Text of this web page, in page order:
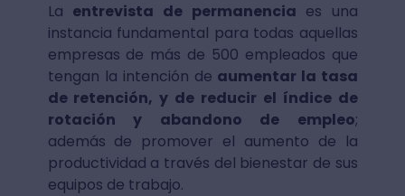
La entrevista de permanencia es una
instancia fundamental para todas aquellas
empresas de más de 500 empleados que
tengan la intención de aumentar la tasa
de retención, y de reducir el índice de
rotación y abandono de empleo;
además de promover el aumento de la
productividad a través del bienestar de sus
equipos de trabajo.